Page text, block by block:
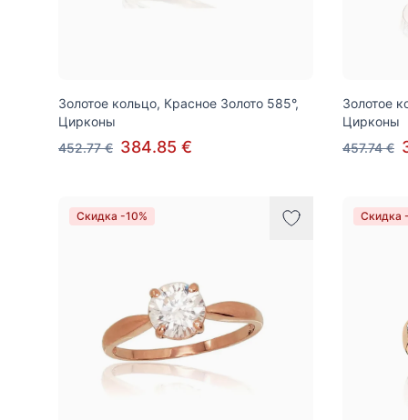
Золотое кольцо, Красное Золото 585°,
Цирконы
452.77 € 384.85 €
Золотое
Цирконы
457.74 €
Скидка -10% Скидка